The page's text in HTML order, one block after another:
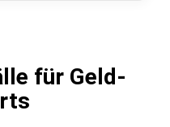
für Geld-